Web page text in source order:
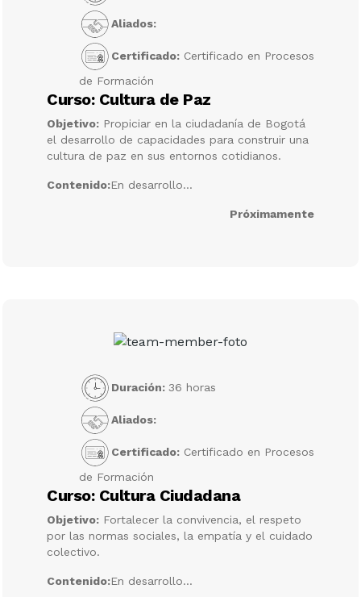
Aliados:
Certificado: Certificado en Procesos
de Formación
Curso: Cultura de Paz
Objetivo: Propiciar en la ciudadanía de Bogotá
el desarrollo de capacidades para construir una
cultura de paz en sus entornos cotidianos.
Contenido:En desarrollo...
Próximamente
Duración: 36 horas
Aliados:
Certificado: Certificado en Procesos
de Formación
Curso: Cultura Ciudadana
Objetivo: Fortalecer la convivencia, el respeto
por las normas sociales, la empatía y el cuidado
colectivo.
Contenido:En desarrollo...